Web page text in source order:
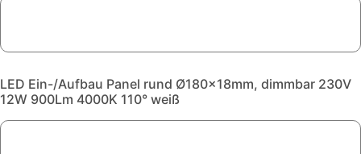
LED Ein-/Aufbau Panel rund Ø180x18mm, dimmbar 230V
12W 900Lm 4000K 110° weiß